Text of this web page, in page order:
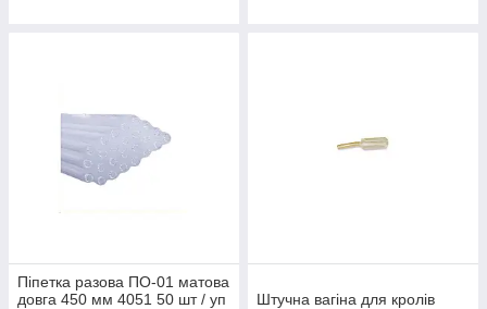
Піпетка разова ПО-01 матова
довга 450 мм 4051 50 шт / уп
Штучна вагіна для кролів